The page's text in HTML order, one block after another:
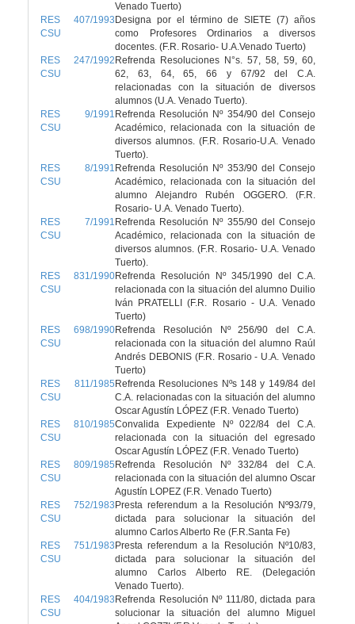
Venado Tuerto)
RES 407/1993
CSU
Designa por el término de SIETE (7) años
como Profesores Ordinarios a diversos
docentes. (F.R. Rosario- U.A.Venado Tuerto)
RES 247/1992
CSU
Refrenda Resoluciones N°s. 57, 58, 59, 60,
62, 63, 64, 65, 66 y 67/92 del C.A.
relacionadas con la situación de diversos
alumnos (U.A. Venado Tuerto).
RES 9/1991
CSU
Refrenda Resolución Nº 354/90 del Consejo
Académico, relacionada con la situación de
diversos alumnos. (F.R. Rosario-U.A. Venado
Tuerto).
RES 8/1991
CSU
Refrenda Resolución Nº 353/90 del Consejo
Académico, relacionada con la situación del
alumno Alejandro Rubén OGGERO. (F.R.
Rosario- U.A. Venado Tuerto).
RES 7/1991
CSU
Refrenda Resolución Nº 355/90 del Consejo
Académico, relacionada con la situación de
diversos alumnos. (F.R. Rosario- U.A. Venado
Tuerto).
RES 831/1990
CSU
Refrenda Resolución Nº 345/1990 del C.A.
relacionada con la situación del alumno Duilio
Iván PRATELLI (F.R. Rosario - U.A. Venado
Tuerto)
RES 698/1990
CSU
Refrenda Resolución Nº 256/90 del C.A.
relacionada con la situación del alumno Raúl
Andrés DEBONIS (F.R. Rosario - U.A. Venado
Tuerto)
RES 811/1985
CSU
Refrenda Resoluciones Nºs 148 y 149/84 del
C.A. relacionadas con la situación del alumno
Oscar Agustín LÓPEZ (F.R. Venado Tuerto)
RES 810/1985
CSU
Convalida Expediente Nº 022/84 del C.A.
relacionada con la situación del egresado
Oscar Agustín LÓPEZ (F.R. Venado Tuerto)
RES 809/1985
CSU
Refrenda Resolución Nº 332/84 del C.A.
relacionada con la situación del alumno Oscar
Agustín LOPEZ (F.R. Venado Tuerto)
RES 752/1983
CSU
Presta referendum a la Resolución Nº93/79,
dictada para solucionar la situación del
alumno Carlos Alberto Re (F.R.Santa Fe)
RES 751/1983
CSU
Presta referendum a la Resolución Nº10/83,
dictada para solucionar la situación del
alumno Carlos Alberto RE. (Delegación
Venado Tuerto).
RES 404/1983
CSU
Refrenda Resolución Nº 111/80, dictada para
solucionar la situación del alumno Miguel